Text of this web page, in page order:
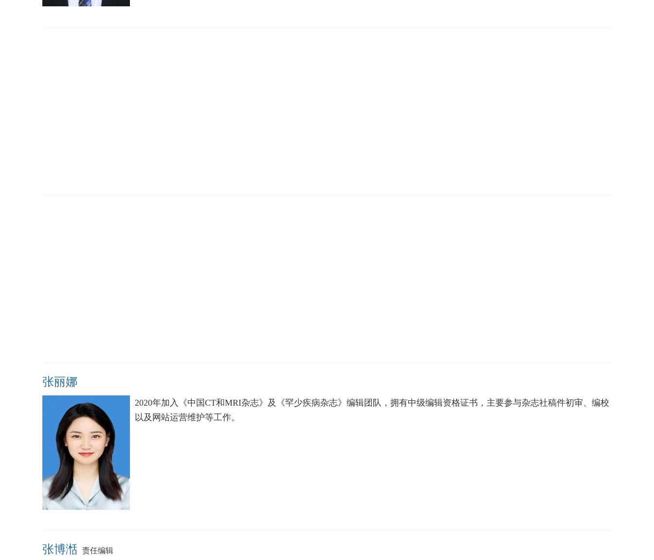
张丽娜
2020年加入《中国CT和MRI杂志》及《罕少疾病杂志》编辑团队，拥有中级编辑资格证书，主要参与杂志社稿件初审、编校
以及网站运营维护等工作。
张博湉 责任编辑